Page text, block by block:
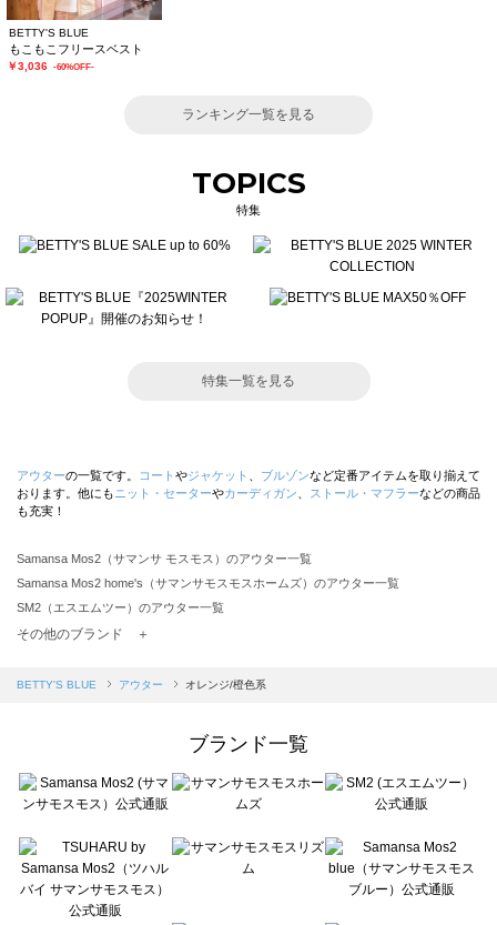
BETTY'S BLUE
もこもこフリースベスト
￥3,036 -60%OFF-
ランキング一覧を見る
TOPICS
特集
特集一覧を見る
アウターの一覧です。 コート やジャケット ブルゾンなど定番アイテムを取り揃えて
おります。他にも ニット・セーターやカーディガン ストール・マフラーなどの商品
も充実！
Samansa Mos2（サマンサ モスモス）のアウター一覧
Samansa Mos2 home's（サマンサモスモスホームズ）のアウター一覧
SM2（エスエムツー）のアウター一覧
TSUHARU by Samansa Mos2（ツハルバイサマンサモスモス）のアウター一覧
Samansa Mos2 blue（サマンサモスモス ブルー）のアウター一覧
sō4ū（ソウフォーユー）のアウター一覧
Te chichi（テチチ）のアウター一覧
Te chichi CLASSIC（テチチ クラシック）のアウター一覧
Lugnoncure（ルノンキュール）のアウター一覧
BETTY'S BLUE（べティーズブルー）のアウター一覧
Wpc.（ワールドパーティー）のアウター一覧
その他のブランド ＋
BETTY'S BLUE アウター オレンジ/橙色系
ブランド一覧